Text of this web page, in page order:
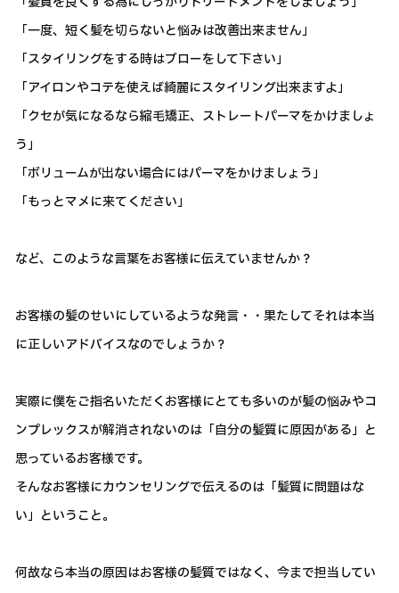
「一度、短く髪を切らないと悩みは改善出来ません」
「スタイリングをする時はブローをして下さい」
「アイロンやコテを使えば綺麗にスタイリング出来ますよ」
「クセが気になるなら縮毛矯正、ストレートパーマをかけましょ
う」
「ボリュームが出ない場合にはパーマをかけましょう」
「もっとマメに来てください」
など、このような言葉をお客様に伝えていませんか？
お客様の髪のせいにしているような発言・・果たしてそれは本当
に正しいアドバイスなのでしょうか？
実際に僕をご指名いただくお客様にとても多いのが髪の悩みやコ
ンプレックスが解消されないのは「自分の髪質に原因がある」と
思っているお客様です。
そんなお客様にカウンセリングで伝えるのは「髪質に問題はな
い」ということ。
何故なら本当の原因はお客様の髪質ではなく、今まで担当してい